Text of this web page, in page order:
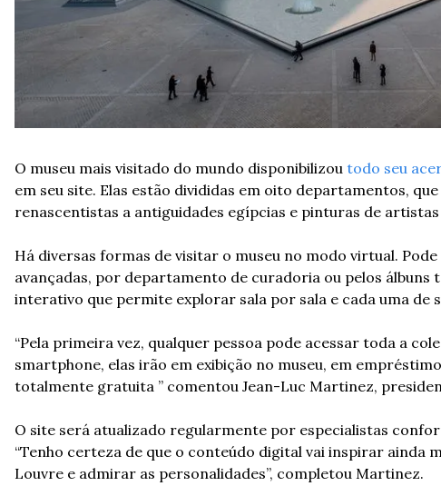
O museu mais visitado do mundo disponibilizou todo seu
em seu site. Elas estão divididas em oito departamentos,
renascentistas a antiguidades egípcias e pinturas de
Há diversas formas de visitar o museu no modo virtual.
avançadas, por departamento de curadoria ou pelos álbuns
interativo que permite explorar sala por sala e cada uma de
“Pela primeira vez, qualquer pessoa pode acessar toda a
smartphone, elas irão em exibição no museu, em
totalmente gratuita ” comentou Jean-Luc Martinez,
O site será atualizado regularmente por especialistas
“Tenho certeza de que o conteúdo digital vai inspirar ainda
Louvre e admirar as personalidades”, completou Martinez.